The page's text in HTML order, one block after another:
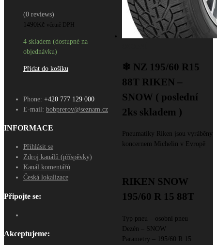
(0 reviews)
1490Kč včetně DPH
4 skladem (dostupné na
objednávku)
Přidat do košíku
❄ NZ 195/60 R15
88T RIKEN –
SNOW ( poslední
2ks skladem )
Pneumatiky Riken jsou vyráběny
koncernem Michelin v Evropě
RIKEN SNOW
195/60 R 15 88T
Typ pneu – osobní pneu
Dezén – SNOW
Parametry – 195/60 R 15
Phone: +420 777 129 000
E-mail: bobprerov@seznam.cz
INFORMACE
Přihlásit se
Zdroj kanálů (příspěvky)
Kanál komentářů
Česká lokalizace
Připojte se:
Akceptujeme: